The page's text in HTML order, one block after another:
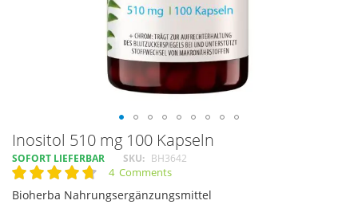
Inositol 510 mg 100 Kapseln
SOFORT LIEFERBAR SKU BH3642
Rating: 4 Comments
Bioherba Nahrungsergänzungsmittel
Skip
to
the
beginning
of